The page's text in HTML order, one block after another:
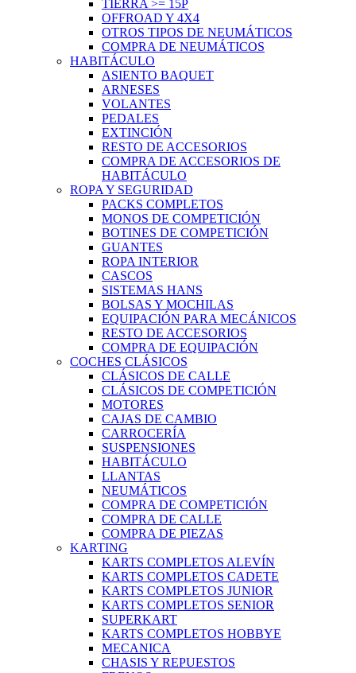
TIERRA >= 15P
OFFROAD Y 4X4
OTROS TIPOS DE NEUMÁTICOS
COMPRA DE NEUMÁTICOS
HABITÁCULO
ASIENTO BAQUET
ARNESES
VOLANTES
PEDALES
EXTINCIÓN
RESTO DE ACCESORIOS
COMPRA DE ACCESORIOS DE
HABITÁCULO
ROPA Y SEGURIDAD
PACKS COMPLETOS
MONOS DE COMPETICIÓN
BOTINES DE COMPETICIÓN
GUANTES
ROPA INTERIOR
CASCOS
SISTEMAS HANS
BOLSAS Y MOCHILAS
EQUIPACIÓN PARA MECÁNICOS
RESTO DE ACCESORIOS
COMPRA DE EQUIPACIÓN
COCHES CLÁSICOS
CLÁSICOS DE CALLE
CLÁSICOS DE COMPETICIÓN
MOTORES
CAJAS DE CAMBIO
CARROCERÍA
SUSPENSIONES
HABITÁCULO
LLANTAS
NEUMÁTICOS
COMPRA DE COMPETICIÓN
COMPRA DE CALLE
COMPRA DE PIEZAS
KARTING
KARTS COMPLETOS ALEVÍN
KARTS COMPLETOS CADETE
KARTS COMPLETOS JUNIOR
KARTS COMPLETOS SENIOR
SUPERKART
KARTS COMPLETOS HOBBYE
MECANICA
CHASIS Y REPUESTOS